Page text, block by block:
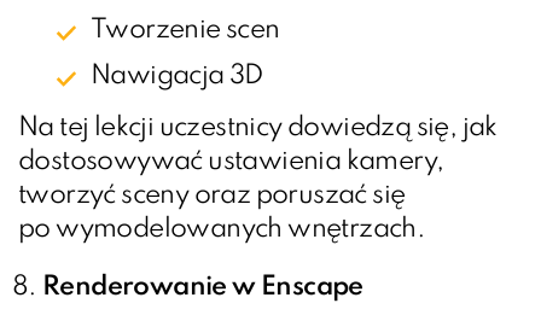
Tworzenie scen
Nawigacja 3D
Na tej lekcji uczestnicy dowiedzą się, jak
dostosowywać ustawienia kamery,
tworzyć sceny oraz poruszać się
po wymodelowanych wnętrzach.
Renderowanie w Enscape